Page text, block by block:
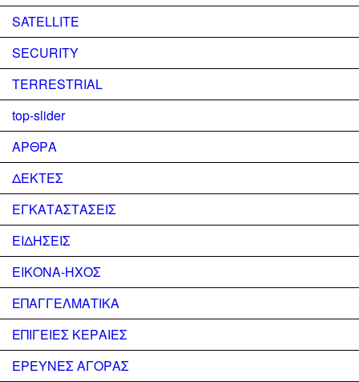
SATELLITE
SECURITY
TERRESTRIAL
top-slider
ΑΡΘΡΑ
ΔΕΚΤΕΣ
ΕΓΚΑΤΑΣΤΑΣΕΙΣ
ΕΙΔΗΣΕΙΣ
ΕΙΚΟΝΑ-ΗΧΟΣ
ΕΠΑΓΓΕΛΜΑΤΙΚΑ
ΕΠΙΓΕΙΕΣ ΚΕΡΑΙΕΣ
ΕΡΕΥΝΕΣ ΑΓΟΡΑΣ